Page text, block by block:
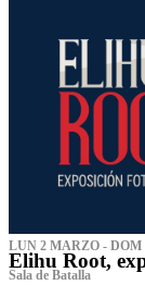
LUN 2 MARZO - DOM
Elihu Root,
Sala de Batalla